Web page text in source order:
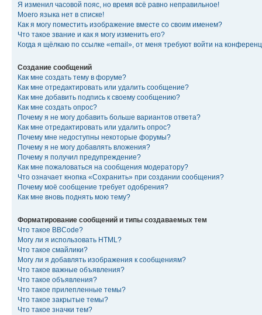
Я изменил часовой пояс, но время всё равно неправильное!
Моего языка нет в списке!
Как я могу поместить изображение вместе со своим именем?
Что такое звание и как я могу изменить его?
Когда я щёлкаю по ссылке «email», от меня требуют войти на
Создание сообщений
Как мне создать тему в форуме?
Как мне отредактировать или удалить сообщение?
Как мне добавить подпись к своему сообщению?
Как мне создать опрос?
Почему я не могу добавить больше вариантов ответа?
Как мне отредактировать или удалить опрос?
Почему мне недоступны некоторые форумы?
Почему я не могу добавлять вложения?
Почему я получил предупреждение?
Как мне пожаловаться на сообщения модератору?
Что означает кнопка «Сохранить» при создании сообщения?
Почему моё сообщение требует одобрения?
Как мне вновь поднять мою тему?
Форматирование сообщений и типы создаваемых тем
Что такое BBCode?
Могу ли я использовать HTML?
Что такое смайлики?
Могу ли я добавлять изображения к сообщениям?
Что такое важные объявления?
Что такое объявления?
Что такое прилепленные темы?
Что такое закрытые темы?
Что такое значки тем?